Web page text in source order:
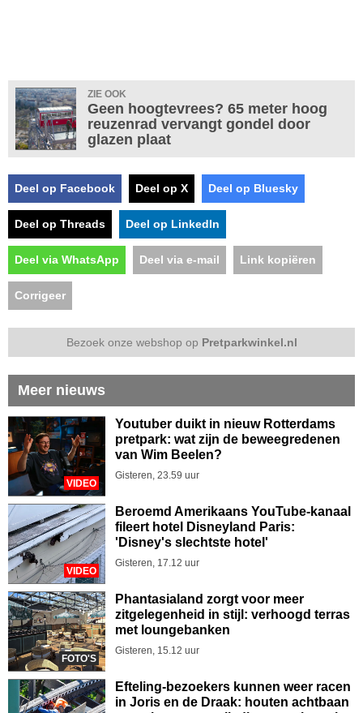
ZIE OOK
Geen hoogtevrees? 65 meter hoog
reuzenrad vervangt gondel door
glazen plaat
Deel op Facebook Deel op X Deel op Bluesky
Deel op Threads Deel op LinkedIn
Deel via WhatsApp Deel via e-mail Link kopiëren
Corrigeer
Bezoek onze webshop op Pretparkwinkel.nl
Meer nieuws
VIDEO
Youtuber duikt in nieuw Rotterdams
pretpark: wat zijn de beweegredenen
van Wim Beelen?
Gisteren, 23.59 uur
VIDEO
Beroemd Amerikaans YouTube-kanaal
fileert hotel Disneyland Paris:
'Disney's slechtste hotel'
Gisteren, 17.12 uur
FOTO'S
Phantasialand zorgt voor meer
zitgelegenheid in stijl: verhoogd terras
met loungebanken
Gisteren, 15.12 uur
Efteling-bezoekers kunnen weer racen
in Joris en de Draak: houten achtbaan